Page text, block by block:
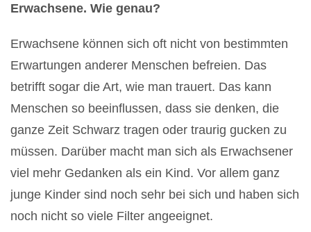
Erwachsene. Wie genau?
Erwachsene können sich oft nicht von bestimmten
Erwartungen anderer Menschen befreien. Das
betrifft sogar die Art, wie man trauert. Das kann
Menschen so beeinflussen, dass sie denken, die
ganze Zeit Schwarz tragen oder traurig gucken zu
müssen. Darüber macht man sich als Erwachsener
viel mehr Gedanken als ein Kind. Vor allem ganz
junge Kinder sind noch sehr bei sich und haben sich
noch nicht so viele Filter angeeignet.